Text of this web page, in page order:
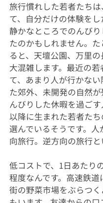
旅行慣れした若者たち
て、自分だけの体験をし
静かなところでのんび
たのかもしれません。
ると、天壇公園、万里
大混雑します。最近の
て、あまり人が行かな
た郊外、未開発の自然
んびりした休暇を過ご
以降に生まれた若者た
選んでいるそうです。
向旅行。逆方向の旅行と
低コストで、1日あたり
程度なんです。高速鉄
街の野菜市場をぶらつ